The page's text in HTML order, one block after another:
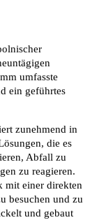
umfasste
ein geführtes
zunehmend in
die es
Abfall zu
zu reagieren.
mit einer direkten
besuchen und zu
und gebaut